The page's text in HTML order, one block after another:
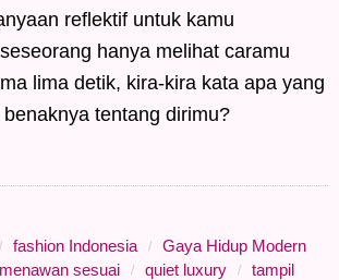
reflektif untuk kamu
hanya melihat caramu
lima detik, kira-kira kata apa yang
tentang dirimu?
fashion Indonesia
Gaya Hidup Modern
sesuai
quiet luxury
tampil